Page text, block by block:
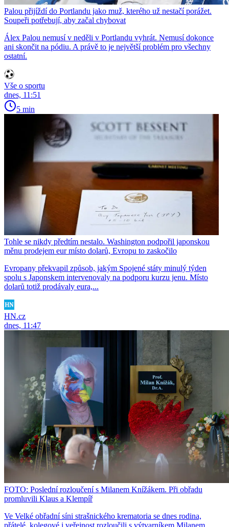
Palou přijíždí do Portlandu jako muž, kterého už nestačí porážet.
Soupeři potřebují, aby začal chybovat
Álex Palou nemusí v neděli v Portlandu vyhrát. Nemusí dokonce
ani skončit na pódiu. A právě to je největší problém pro všechny
ostatní.
Vše o sportu
dnes, 11:51
5 min
Tohle se nikdy předtím nestalo. Washington podpořil japonskou
měnu prodejem eur místo dolarů, Evropu to zaskočilo
Evropany překvapil způsob, jakým Spojené státy minulý týden
spolu s Japonskem intervenovaly na podporu kurzu jenu. Místo
dolarů totiž prodávaly eura,...
HN.cz
dnes, 11:47
FOTO: Poslední rozloučení s Milanem Knížákem. Při obřadu
promluvili Klaus a Klempíř
Ve Velké obřadní síni strašnického krematoria se dnes rodina,
přátelé, kolegové i veřejnost rozloučili s výtvarníkem Milanem